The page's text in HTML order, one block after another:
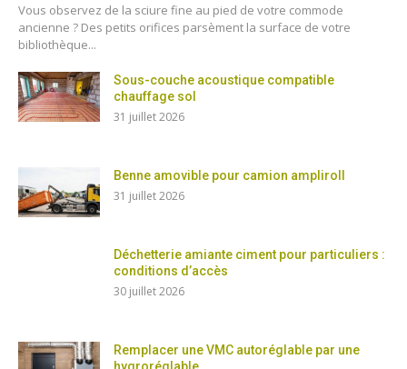
Vous observez de la sciure fine au pied de votre commode
ancienne ? Des petits orifices parsèment la surface de votre
bibliothèque...
Sous-couche acoustique compatible
chauffage sol
31 juillet 2026
Benne amovible pour camion ampliroll
31 juillet 2026
Déchetterie amiante ciment pour particuliers :
conditions d’accès
30 juillet 2026
Remplacer une VMC autoréglable par une
hygroréglable